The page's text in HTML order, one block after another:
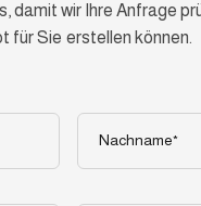
damit wir Ihre Anfrage
für Sie erstellen können.
Nachname*